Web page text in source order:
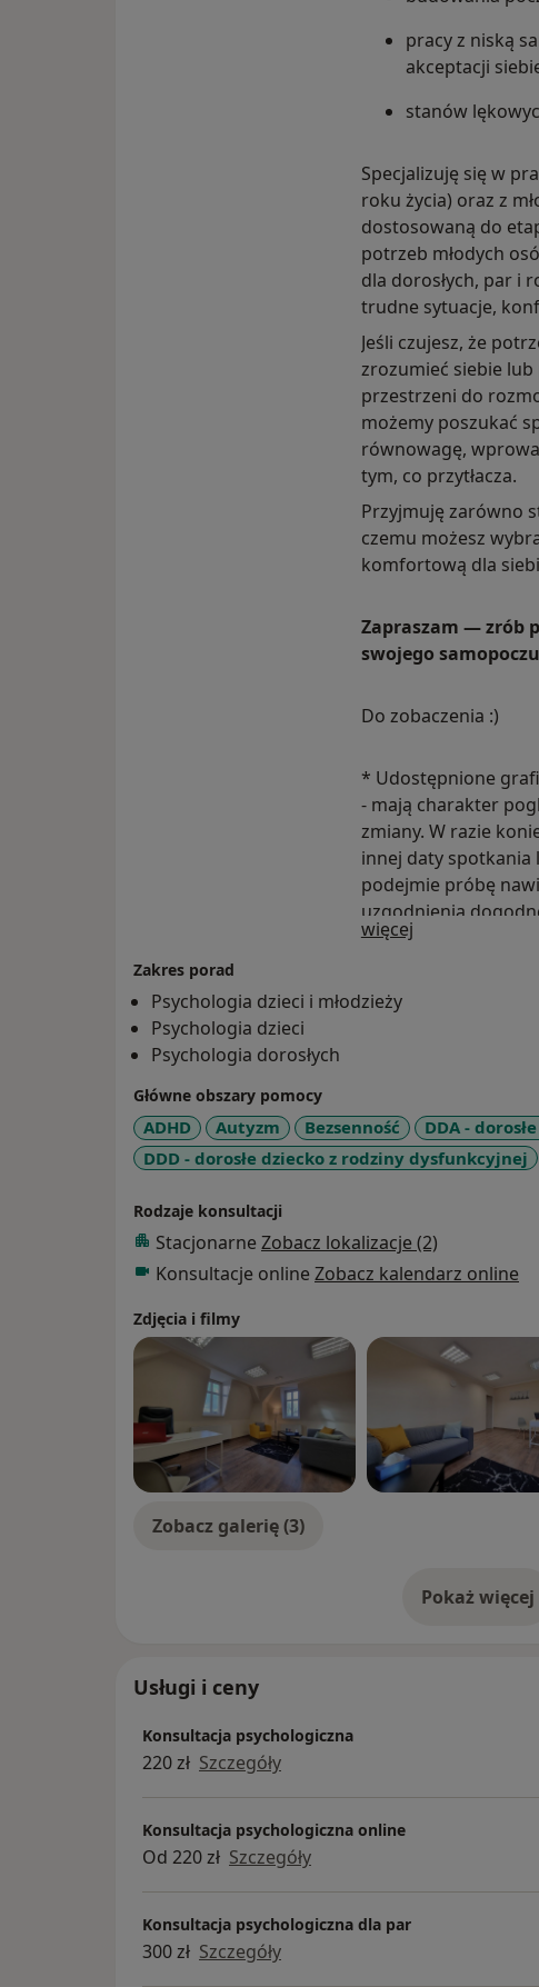
pracy z niską
akceptacji
stanów
Specjalizuję się w
roku życia) oraz z
dostosowaną do
potrzeb młodych
dla dorosłych, par i
trudne sytuacje,
Jeśli czujesz, że
zrozumieć siebie
przestrzeni do
możemy poszukać
równowagę,
tym, co przytłacza.
Przyjmuję zarówno
czemu możesz
komfortową dla
Zapraszam — zrób
swojego
Do zobaczenia :)
* Udostępnione
- mają charakter
zmiany. W razie
innej daty spotkania
podejmie próbę
uzgodnienia
zależności od
więcejO mnie
Zakres porad
Psychologia dzieci i młodzieży
Psychologia dzieci
Psychologia dorosłych
Główne obszary pomocy
ADHD Autyzm Bezsenność
DDA -
DDD - dorosłe dziecko z rodziny dysfunkcyjnej
Rodzaje konsultacji
Stacjonarne Zobacz lokalizacje (2)
Konsultacje online Zobacz kalendarz online
Zdjęcia i filmy
Zobacz galerię (3)
Pokaż więcej
o
Usługi i ceny
Konsultacja psychologiczna
220 zł Szczegóły
Konsultacja psychologiczna online
Od 220 zł Szczegóły
Konsultacja psychologiczna dla par
300 zł Szczegóły